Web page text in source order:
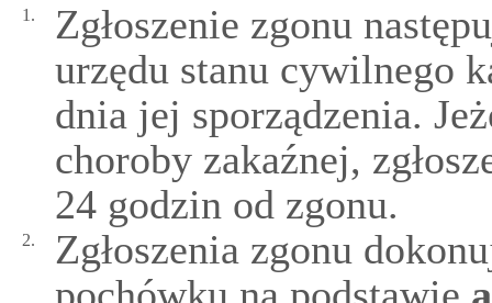
1.
Zgłoszenie zgonu
urzędu stanu cywilnego
dnia jej sporządzenia.
choroby zakaźnej,
24 godzin od zgonu.
2.
Zgłoszenia zgonu